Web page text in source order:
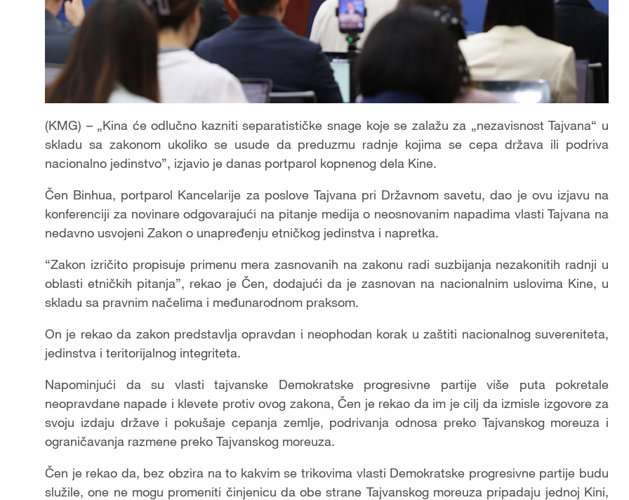
(KMG) – „Kina će odlučno kazniti separatističke snage koje se zalažu za „nezavisnost Tajvana“ u
skladu sa zakonom ukoliko se usude da preduzmu radnje kojima se cepa država ili podriva
nacionalno jedinstvo”, izjavio je danas portparol kopnenog dela Kine.
Čen Binhua, portparol Kancelarije za poslove Tajvana pri Državnom savetu, dao je ovu izjavu na
konferenciji za novinare odgovarajući na pitanje medija o neosnovanim napadima vlasti Tajvana na
nedavno usvojeni Zakon o unapređenju etničkog jedinstva i napretka.
“Zakon izričito propisuje primenu mera zasnovanih na zakonu radi suzbijanja nezakonitih radnji u
oblasti etničkih pitanja”, rekao je Čen, dodajući da je zasnovan na nacionalnim uslovima Kine, u
skladu sa pravnim načelima i međunarodnom praksom.
On je rekao da zakon predstavlja opravdan i neophodan korak u zaštiti nacionalnog suvereniteta,
jedinstva i teritorijalnog integriteta.
Napominjući da su vlasti tajvanske Demokratske progresivne partije više puta pokretale
neopravdane napade i klevete protiv ovog zakona, Čen je rekao da im je cilj da izmisle izgovore za
svoju izdaju države i pokušaje cepanja zemlje, podrivanja odnosa preko Tajvanskog moreuza i
ograničavanja razmene preko Tajvanskog moreuza.
Čen je rekao da, bez obzira na to kakvim se trikovima vlasti Demokratske progresivne partije budu
služile, one ne mogu promeniti činjenicu da obe strane Tajvanskog moreuza pripadaju jednoj Kini,